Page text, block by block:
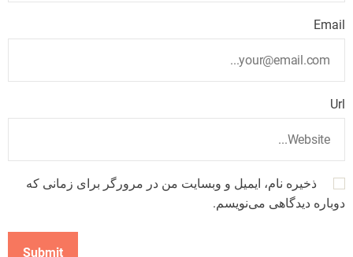
Email
Url
ذخیره نام، ایمیل و وبسایت من در مرورگر برای زمانی که
دوباره دیدگاهی می‌نویسم.